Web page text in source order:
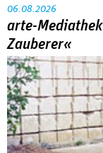
06.08.2026
arte-
Zauberer«